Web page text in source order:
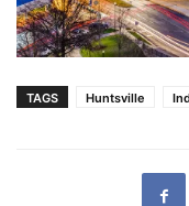
TAGS Huntsville